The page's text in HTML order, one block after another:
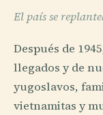
El país se
Después de
llegados y de
yugoslavos,
vietnamitas y